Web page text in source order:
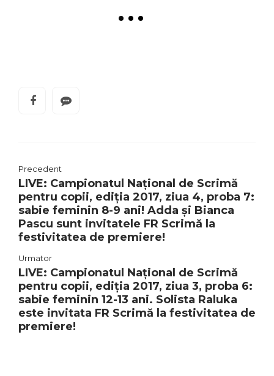
Precedent
LIVE: Campionatul Național de Scrimă
pentru copii, ediția 2017, ziua 4, proba 7:
sabie feminin 8-9 ani! Adda și Bianca
Pascu sunt invitatele FR Scrimă la
festivitatea de premiere!
Urmator
LIVE: Campionatul Național de Scrimă
pentru copii, ediția 2017, ziua 3, proba 6:
sabie feminin 12-13 ani. Solista Raluka
este invitata FR Scrimă la festivitatea de
premiere!